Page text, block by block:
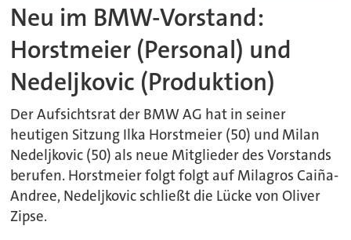
Neu im BMW-Vorstand:
Horstmeier (Personal) und
Nedeljkovic (Produktion)
Der Aufsichtsrat der BMW AG hat in seiner
heutigen Sitzung Ilka Horstmeier (50) und Milan
Nedeljkovic (50) als neue Mitglieder des Vorstands
berufen. Horstmeier folgt folgt auf Milagros Caiña-
Andree, Nedeljkovic schließt die Lücke von Oliver
Zipse.